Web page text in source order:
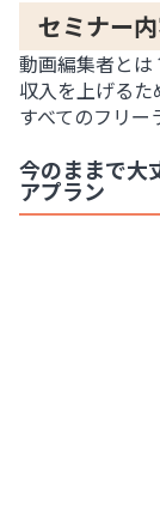
セミナー
動画編集者と
収入を上げるた
すべてのフリ
今のままで大
アプラン